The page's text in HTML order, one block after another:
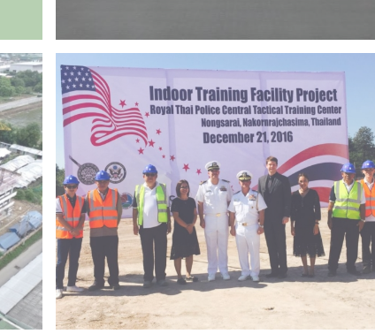
Project 14 – Bangchak khonkaen